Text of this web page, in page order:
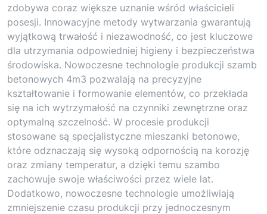
zdobywa coraz większe uznanie wśród właścicieli
posesji. Innowacyjne metody wytwarzania gwarantują
wyjątkową trwałość i niezawodność, co jest kluczowe
dla utrzymania odpowiedniej higieny i bezpieczeństwa
środowiska. Nowoczesne technologie produkcji szamb
betonowych 4m3 pozwalają na precyzyjne
kształtowanie i formowanie elementów, co przekłada
się na ich wytrzymałość na czynniki zewnętrzne oraz
optymalną szczelność. W procesie produkcji
stosowane są specjalistyczne mieszanki betonowe,
które odznaczają się wysoką odpornością na korozję
oraz zmiany temperatur, a dzięki temu szambo
zachowuje swoje właściwości przez wiele lat.
Dodatkowo, nowoczesne technologie umożliwiają
zmniejszenie czasu produkcji przy jednoczesnym